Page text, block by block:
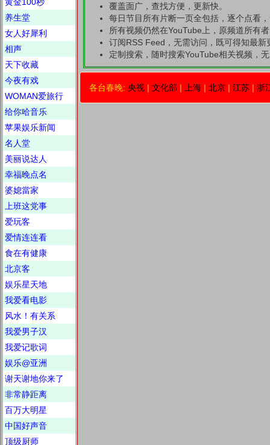
养生堂
女人好犀利
相声
天下收藏
今夜有戏
WOMAN爱旅行
给你哈音乐
苹果娱乐新闻
名人堂
美丽说达人
幸福晚点名
婆媳當家
上班这党事
爱玩客
爱情连连看
食在有健康
北京客
娱乐星天地
我爱看电影
风水！有关系
我爱男子汉
我爱记歌词
娱乐@亚洲
谢天谢地你来了
非常静距离
百万大明星
中国好声音
顶级厨师
覆盖面广，查找方便，更新快。
每日节目所有片断一页全包括，逐个点看
所有视频仍然在YouTube上，原频道所有
订阅RSS Feed，无需访问，既可得知最新
定制搜索，随时搜索YouTube相关视频，
各台春晚: 央视 | 文化部 | 上海 | 北京 | 江苏 | 浙